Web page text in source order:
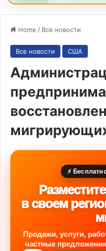
Home / Все новости
Все новости США
⚡
в своем
Продажи, услуги,
частные